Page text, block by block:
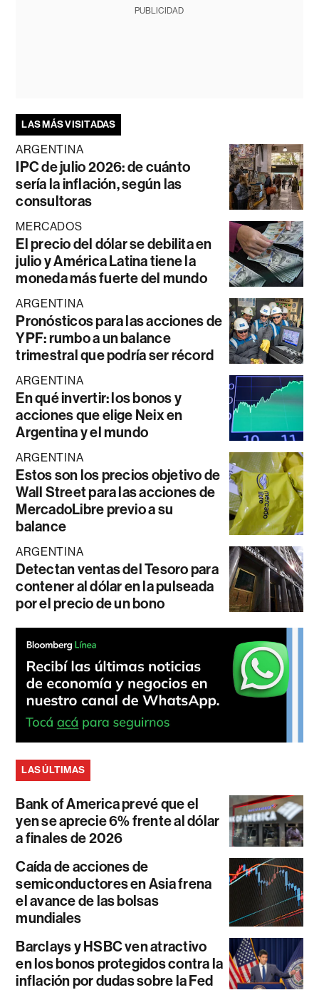
PUBLICIDAD
LAS MÁS VISITADAS
ARGENTINA
IPC de julio 2026: de cuánto
sería la inflación, según las
consultoras
MERCADOS
El precio del dólar se debilita en
julio y América Latina tiene la
moneda más fuerte del mundo
ARGENTINA
Pronósticos para las acciones de
YPF: rumbo a un balance
trimestral que podría ser récord
ARGENTINA
En qué invertir: los bonos y
acciones que elige Neix en
Argentina y el mundo
ARGENTINA
Estos son los precios objetivo de
Wall Street para las acciones de
MercadoLibre previo a su
balance
ARGENTINA
Detectan ventas del Tesoro para
contener al dólar en la pulseada
por el precio de un bono
LAS ÚLTIMAS
Bank of America prevé que el
yen se aprecie 6% frente al dólar
a finales de 2026
Caída de acciones de
semiconductores en Asia frena
el avance de las bolsas
mundiales
Barclays y HSBC ven atractivo
en los bonos protegidos contra la
inflación por dudas sobre la Fed